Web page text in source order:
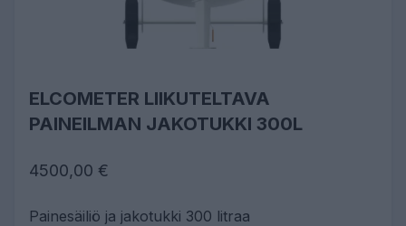
ELCOMETER LIIKUTELTAVA
PAINEILMAN JAKOTUKKI 300L
4500,00 €
Painesäiliö ja jakotukki 300 litraa